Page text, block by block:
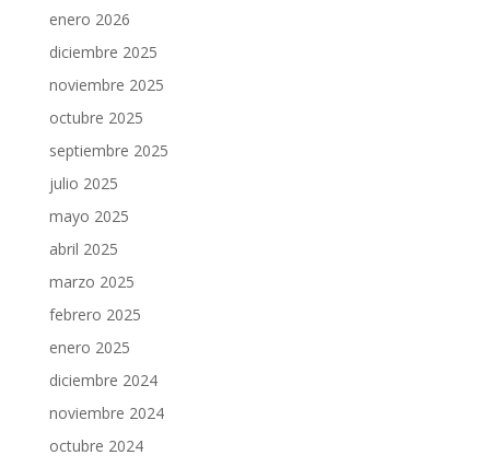
enero 2026
diciembre 2025
noviembre 2025
octubre 2025
septiembre 2025
julio 2025
mayo 2025
abril 2025
marzo 2025
febrero 2025
enero 2025
diciembre 2024
noviembre 2024
octubre 2024